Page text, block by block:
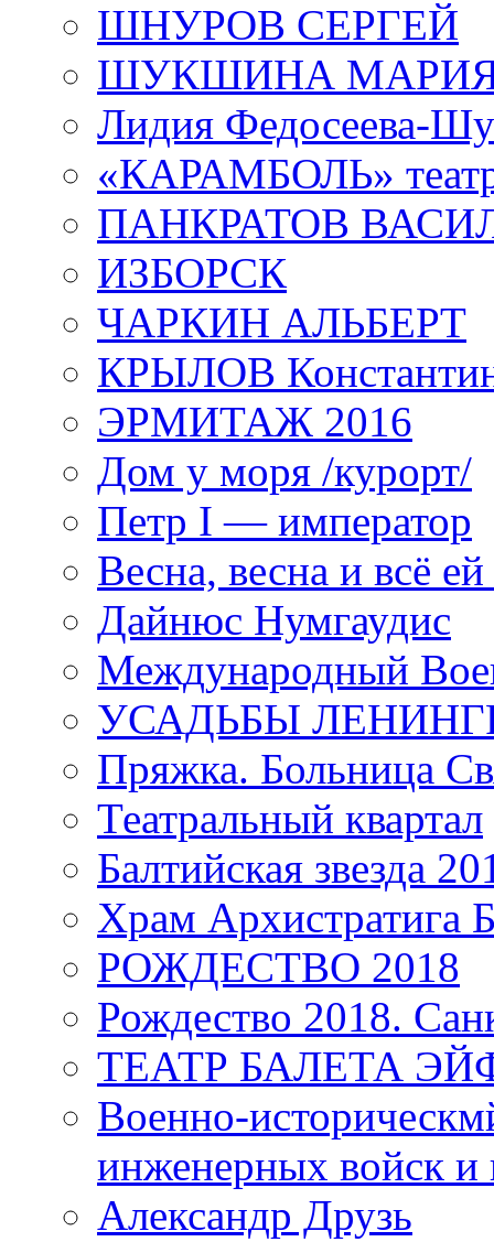
ШНУРОВ СЕРГЕЙ
ШУКШИНА
Лидия Федосеева-
«КАРАМБОЛЬ»
ПАНКРАТОВ
ИЗБОРСК
ЧАРКИН АЛЬБЕРТ
КРЫЛОВ
ЭРМИТАЖ 2016
Дом у моря /курорт/
Петр I — император
Весна, весна и всё
Дайнюс Нумгаудис
Международный
УСАДЬБЫ
Пряжка. Больница
Театральный квартал
Балтийская звезда
Храм
РОЖДЕСТВО 2018
Рождество 2018.
ТЕАТР БАЛЕТА
Военно-
инженерных войск и
Александр Друзь